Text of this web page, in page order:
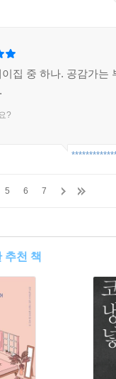
집 중 하나. 공감가는
?
5 6 7
추천 책